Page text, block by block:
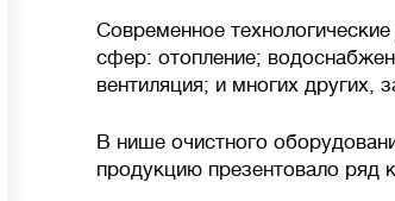
Современное
сфер: отопление;
вентиляция; и многих
В нише очистного
продукцию презентовало
грунтом.
и станции глубокой
(кислородное)
Биофильтры
очистки до 95-